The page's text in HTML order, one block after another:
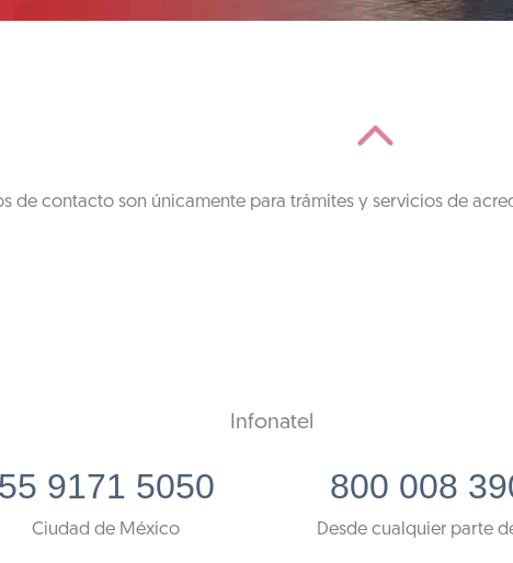
de contacto son únicamente para trámites y servicios de
Infonatel
55 9171 5050
Ciudad de México
800 008
Desde cualquier parte